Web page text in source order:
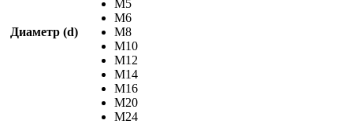
Диаметр (d)
М5
М6
М8
М10
М12
М14
М16
М20
М24